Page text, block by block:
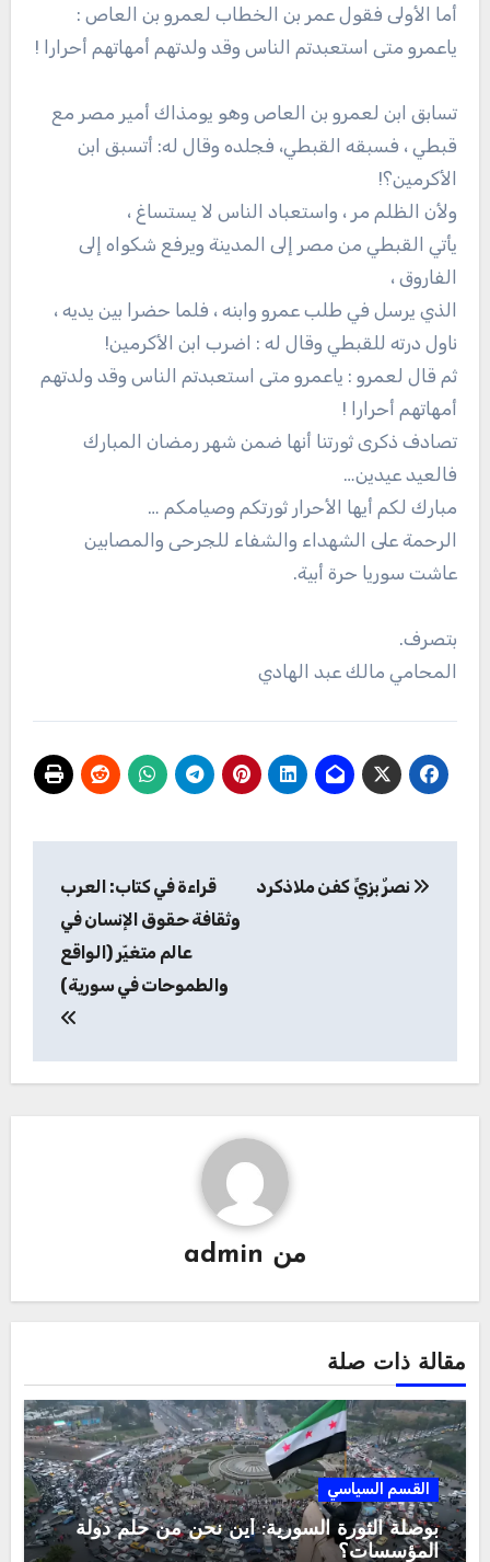
أما الأولى فقول عمر بن الخطاب لعمرو بن العاص :
ياعمرو متى استعبدتم الناس وقد ولدتهم أمهاتهم أحرارا !
تسابق ابن لعمرو بن العاص وهو يومذاك أمير مصر مع
قبطي ، فسبقه القبطي، فجلده وقال له: أتسبق ابن
الأكرمين؟!
ولأن الظلم مر ، واستعباد الناس لا يستساغ ،
يأتي القبطي من مصر إلى المدينة ويرفع شكواه إلى
الفاروق ،
الذي يرسل في طلب عمرو وابنه ، فلما حضرا بين يديه ،
ناول درته للقبطي وقال له : اضرب ابن الأكرمين!
ثم قال لعمرو : ياعمرو متى استعبدتم الناس وقد ولدتهم
أمهاتهم أحرارا !
تصادف ذكرى ثورتنا أنها ضمن شهر رمضان المبارك
فالعيد عيدين…
مبارك لكم أيها الأحرار ثورتكم وصيامكم …
الرحمة على الشهداء والشفاء للجرحى والمصابين
عاشت سوريا حرة أبية.
بتصرف.
المحامي مالك عبد الهادي
المقالات
نصرٌ بزيِّ كفن ملاذكرد
قراءة في كتاب: العرب
وثقافة حقوق الإنسان في
عالم متغيّر (الواقع
والطموحات في سورية)
من admin
مقالة ذات صلة
القسم السياسي
بوصلة الثورة السورية: أين نحن من حلم دولة
المؤسسات؟